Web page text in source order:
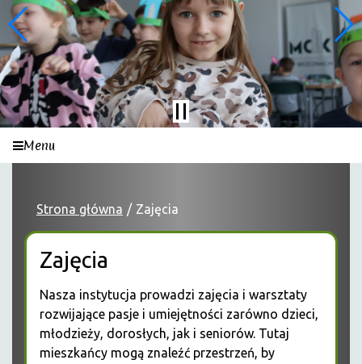
Menu
Strona główna Zajęcia
Zajęcia
Nasza instytucja prowadzi zajęcia i warsztaty
rozwijające pasje i umiejętności zarówno dzieci,
młodzieży, dorosłych, jak i seniorów. Tutaj
mieszkańcy mogą znaleźć przestrzeń, by